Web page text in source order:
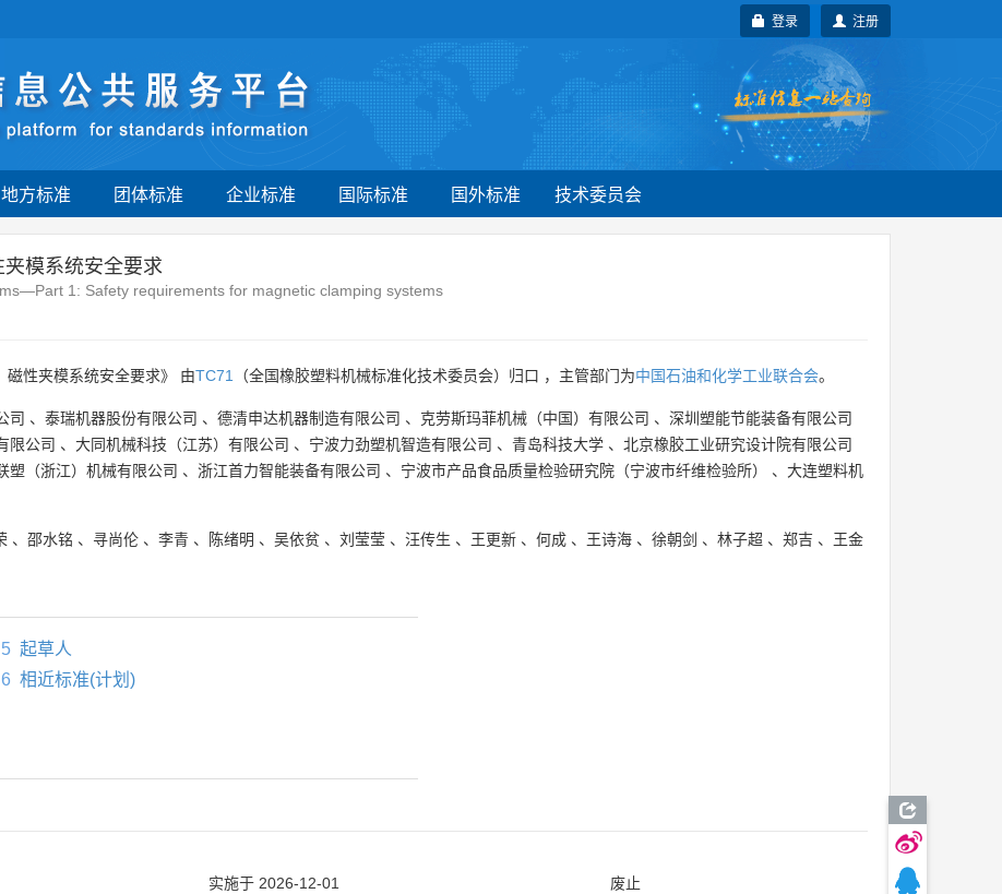
注册
登录
地方标准 团体标准 企业标准 国际标准 国外标准 技术委员会
模系统安全要求
1: Safety requirements for magnetic clamping systems
磁性夹模系统安全要求》 由TC71 （全国橡胶塑料机械标准化技术委员会）归口 ，主管部门为中国石油和化学工业联合会。
司 、 泰瑞机器股份有限公司 、 德清申达机器制造有限公司 、 克劳斯玛菲机械（中国）有限公司 、 深圳塑能节能装备有限公司
限公司 、 大同机械科技（江苏）有限公司 、 宁波力劲塑机智造有限公司 、 青岛科技大学 、 北京橡胶工业研究设计院有限公司
塑（浙江）机械有限公司 、 浙江首力智能装备有限公司 、 宁波市产品食品质量检验研究院（宁波市纤维检验所） 、 大连塑料机
、 邵水铭 、 寻尚伦 、 李青 、 陈绪明 、 吴依贫 、 刘莹莹 、 汪传生 、 王更新 、 何成 、 王诗海 、 徐朝剑 、 林子超 、 郑吉 、 王金
5 起草人
6 相近标准(计划)
实施于 2026-12-01 废止